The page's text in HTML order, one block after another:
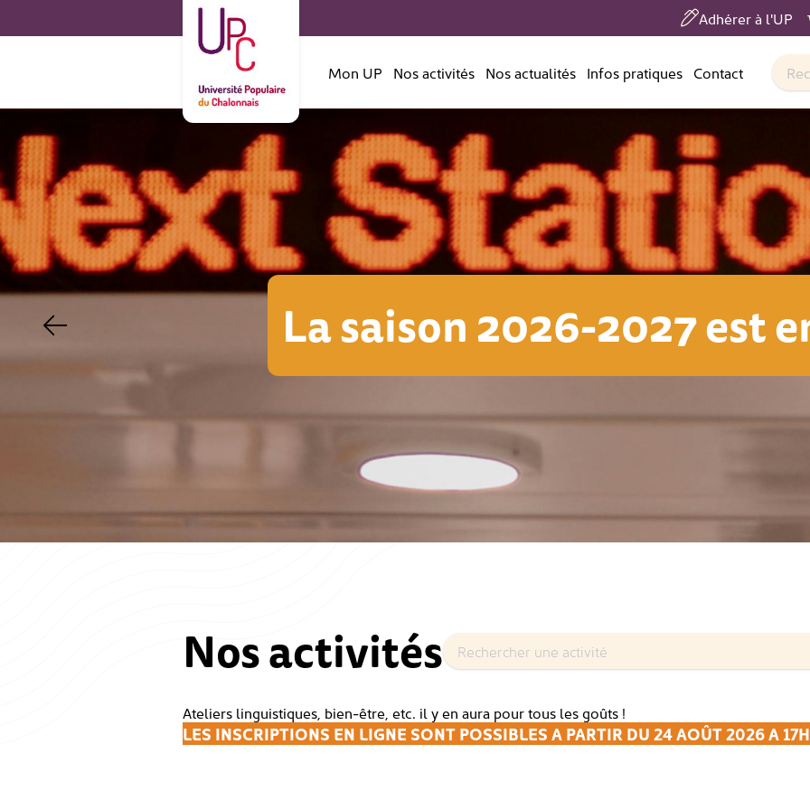
Adhérer à l'UP
Mon UP Nos activités Nos actualités Infos pratiques Contact
2026-2027 est en ligne
Nos activités
Ateliers linguistiques, bien-être, etc. il y en aura pour tous les goûts !
LES INSCRIPTIONS EN LIGNE SONT POSSIBLES A PARTIR DU 24 AOÛT 2026 A